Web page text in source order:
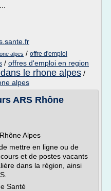
alpes / offre d'emploi
/ offres d'emploi en region
le rhone alpes /
alpes
ARS Rhône
Alpes
mettre en ligne ou de
et de postes vacants
dans la région, ainsi
Santé